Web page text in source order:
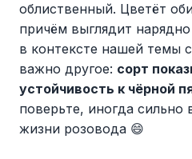
облиственный. Цветёт
причём выглядит
в контексте нашей темы
важно другое: сорт
устойчивость к чёрной
поверьте, иногда сильно
жизни розовода 😄